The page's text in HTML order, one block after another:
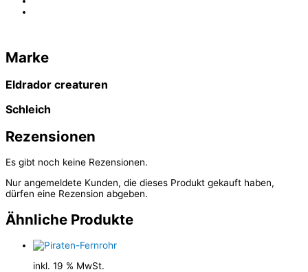
Marke
Eldrador creaturen
Schleich
Rezensionen
Es gibt noch keine Rezensionen.
Nur angemeldete Kunden, die dieses Produkt gekauft haben,
dürfen eine Rezension abgeben.
Ähnliche Produkte
inkl. 19 % MwSt.